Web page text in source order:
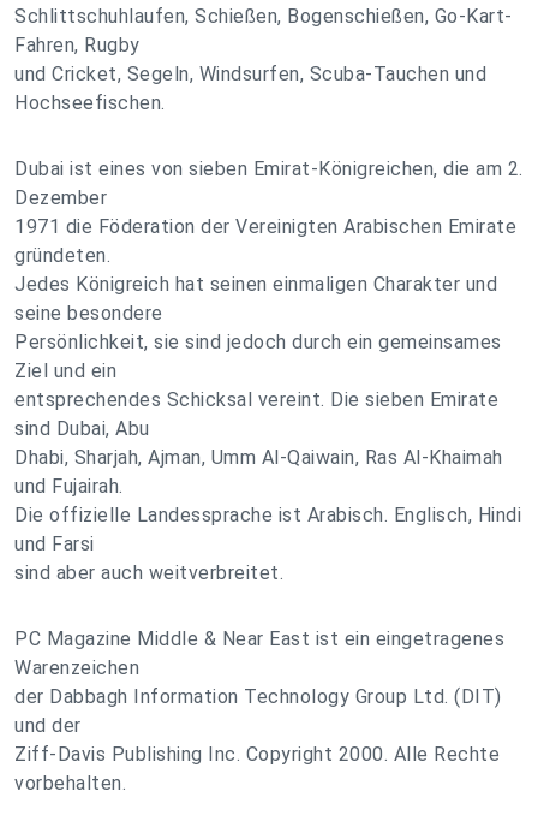
Schlittschuhlaufen, Schießen, Bogenschießen, Go-Kart-
Fahren, Rugby
und Cricket, Segeln, Windsurfen, Scuba-Tauchen und
Hochseefischen.
Dubai ist eines von sieben Emirat-Königreichen, die am 2.
Dezember
1971 die Föderation der Vereinigten Arabischen Emirate
gründeten.
Jedes Königreich hat seinen einmaligen Charakter und
seine besondere
Persönlichkeit, sie sind jedoch durch ein gemeinsames
Ziel und ein
entsprechendes Schicksal vereint. Die sieben Emirate
sind Dubai, Abu
Dhabi, Sharjah, Ajman, Umm Al-Qaiwain, Ras Al-Khaimah
und Fujairah.
Die offizielle Landessprache ist Arabisch. Englisch, Hindi
und Farsi
sind aber auch weitverbreitet.
PC Magazine Middle & Near East ist ein eingetragenes
Warenzeichen
der Dabbagh Information Technology Group Ltd. (DIT)
und der
Ziff-Davis Publishing Inc. Copyright 2000. Alle Rechte
vorbehalten.